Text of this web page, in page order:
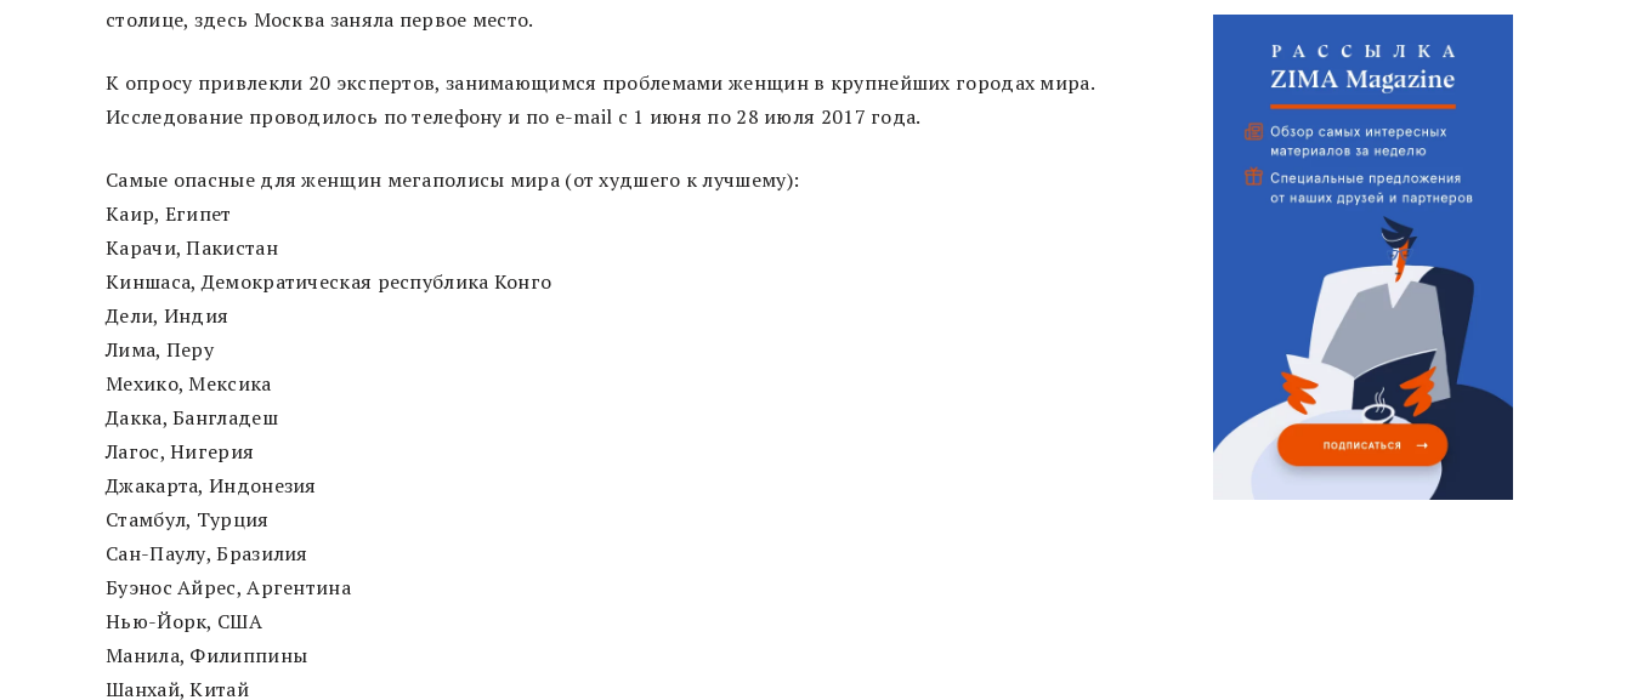
столице, здесь Москва заняла первое место.
К опросу привлекли 20 экспертов, занимающимся проблемами женщин в крупнейших городах мира.
Исследование проводилось по телефону и по e-mail с 1 июня по 28 июля 2017 года.
Самые опасные для женщин мегаполисы мира (от худшего к лучшему):
Каир, Египет
Карачи, Пакистан
Киншаса, Демократическая республика Конго
Дели, Индия
Лима, Перу
Мехико, Мексика
Дакка, Бангладеш
Лагос, Нигерия
Джакарта, Индонезия
Стамбул, Турция
Сан-Паулу, Бразилия
Буэнос Айрес, Аргентина
Нью-Йорк, США
Манила, Филиппины
Шанхай, Китай